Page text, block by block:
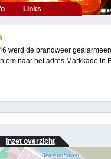
Links
werd de brandweer
om naar het adres Markkade in
Inzet overzicht